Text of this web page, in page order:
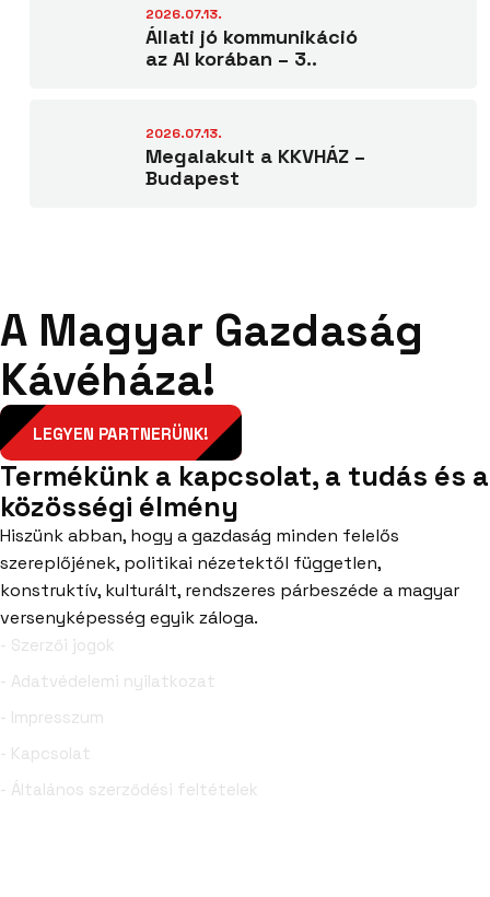
2026.07.13.
Állati jó kommunikáció
az AI korában – 3..
2026.07.13.
Megalakult a KKVHÁZ –
Budapest
A Magyar Gazdaság
Kávéháza!
LEGYEN PARTNERÜNK!
Termékünk a kapcsolat, a tudás és a
közösségi élmény
Hiszünk abban, hogy a gazdaság minden felelős
szereplőjének, politikai nézetektől független,
konstruktív, kulturált, rendszeres párbeszéde a magyar
versenyképesség egyik záloga.
- Szerzői jogok
- Adatvédelemi nyilatkozat
- Impresszum
- Kapcsolat
- Általános szerződési feltételek